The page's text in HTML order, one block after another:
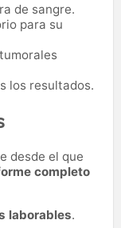
de sangre.
para su
los resultados.
desde el que
completo
laborables.